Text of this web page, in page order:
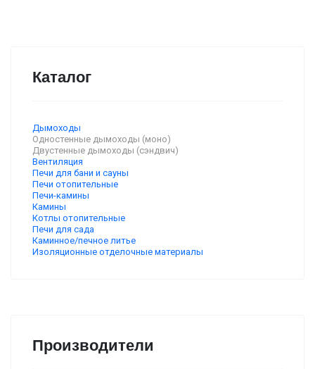
Каталог
Дымоходы
Одностенные дымоходы (моно)
Двустенные дымоходы (сэндвич)
Вентиляция
Печи для бани и сауны
Печи отопительные
Печи-камины
Камины
Котлы отопительные
Печи для сада
Каминное/печное литье
Изоляционные отделочные материалы
Производители